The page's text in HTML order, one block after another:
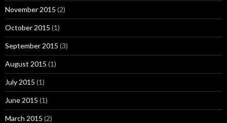
November 2015 (2)
October 2015 (1)
September 2015 (3)
August 2015 (1)
July 2015 (1)
June 2015 (1)
March 2015 (2)